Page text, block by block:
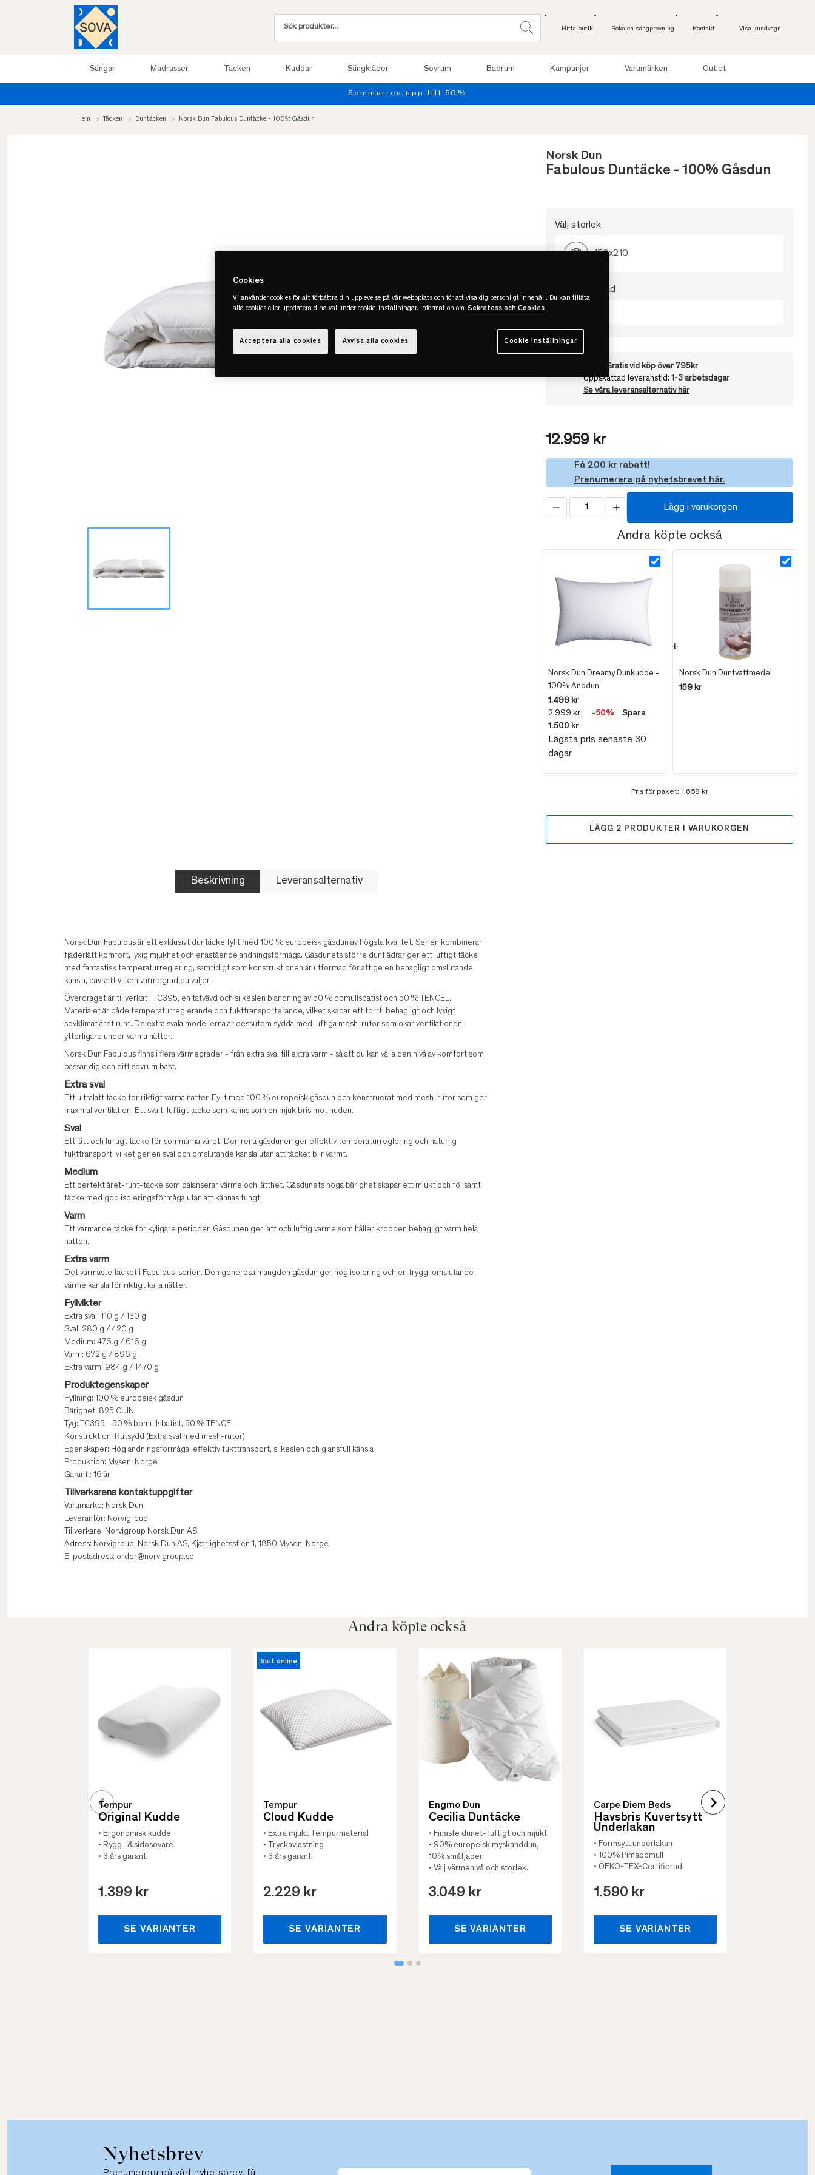
Hitta butik Boka en sängprovning Kontakt Visa kundvagn
Sängar Madrasser Täcken Kuddar Sängkläder Sovrum Badrum Kampanjer Varumärken Outlet
Hem Täcken Duntäcken Norsk Dun Fabulous Duntäcke - 100% Gåsdun
Norsk Dun
Fabulous Duntäcke - 100% Gåsdun
Välj storlek
150x210
Välj värmegrad
Gratis vid köp över 795kr
Uppskattad leveranstid: 1-3 arbetsdagar
Se våra leveransalternativ här
12.959 kr
Få 200 kr rabatt!
Prenumerera på nyhetsbrevet här.
Lägg i varukorgen
Andra köpte också
Norsk Dun Dreamy Dunkudde -
100% Anddun
1.499 kr
2.999 kr
-50%
Spara
1.500 kr
Lägsta pris senaste 30
dagar
Norsk Dun Duntvättmedel
159 kr
Pris för paket: 1.658 kr
LÄGG 2 PRODUKTER I VARUKORGEN
Beskrivning Leveransalternativ
Norsk Dun Fabulous är ett exklusivt duntäcke fyllt med 100 % europeisk gåsdun av högsta kvalitet. Serien kombinerar
fjäderlätt komfort, lyxig mjukhet och enastående andningsförmåga. Gåsdunets större dunfjädrar ger ett luftigt täcke
med fantastisk temperaturreglering, samtidigt som konstruktionen är utformad för att ge en behagligt omslutande
känsla, oavsett vilken värmegrad du väljer.
Överdraget är tillverkat i TC395, en tätvävd och silkeslen blandning av 50 % bomullsbatist och 50 % TENCEL.
Materialet är både temperaturreglerande och fukttransporterande, vilket skapar ett torrt, behagligt och lyxigt
sovklimat året runt. De extra svala modellerna är dessutom sydda med luftiga mesh-rutor som ökar ventilationen
ytterligare under varma nätter.
Norsk Dun Fabulous finns i flera värmegrader - från extra sval till extra varm - så att du kan välja den nivå av komfort som
passar dig och ditt sovrum bäst.
Extra sval
Ett ultralätt täcke för riktigt varma nätter. Fyllt med 100 % europeisk gåsdun och konstruerat med mesh-rutor som ger
maximal ventilation. Ett svalt, luftigt täcke som känns som en mjuk bris mot huden.
Sval
Ett lätt och luftigt täcke för sommarhalvåret. Den rena gåsdunen ger effektiv temperaturreglering och naturlig
fukttransport, vilket ger en sval och omslutande känsla utan att täcket blir varmt.
Medium
Ett perfekt året-runt-täcke som balanserar värme och lätthet. Gåsdunets höga bärighet skapar ett mjukt och följsamt
täcke med god isoleringsförmåga utan att kännas tungt.
Varm
Ett värmande täcke för kyligare perioder. Gåsdunen ger lätt och luftig värme som håller kroppen behagligt varm hela
natten.
Extra varm
Det varmaste täcket i Fabulous-serien. Den generösa mängden gåsdun ger hög isolering och en trygg, omslutande
värme känsla för riktigt kalla nätter.
Fyllvikter
Extra sval: 110 g / 130 g
Sval: 280 g / 420 g
Medium: 476 g / 616 g
Varm: 672 g / 896 g
Extra varm: 984 g / 1470 g
Produktegenskaper
Fyllning: 100 % europeisk gåsdun
Bärighet: 825 CUIN
Tyg: TC395 - 50 % bomullsbatist, 50 % TENCEL
Konstruktion: Rutsydd (Extra sval med mesh-rutor)
Egenskaper: Hög andningsförmåga, effektiv fukttransport, silkeslen och glansfull känsla
Produktion: Mysen, Norge
Garanti: 16 år
Tillverkarens kontaktuppgifter
Varumärke: Norsk Dun
Leverantör: Norvigroup
Tillverkare: Norvigroup Norsk Dun AS
Adress: Norvigroup, Norsk Dun AS, Kjærlighetsstien 1, 1850 Mysen, Norge
E-postadress: order@norvigroup.se
Andra köpte också
Tempur
Original Kudde
• Ergonomisk kudde
• Rygg- & sidosovare
• 3 års garanti
1.399 kr
SE VARIANTER
Slut online
Tempur
Cloud Kudde
• Extra mjukt Tempurmaterial
• Tryckavlastning
• 3 års garanti
2.229 kr
SE VARIANTER
Engmo Dun
Cecilia Duntäcke
• Finaste dunet- luftigt och mjukt.
• 90% europeisk myskanddun,
10% småfjäder.
• Välj värmenivå och storlek.
3.049 kr
SE VARIANTER
Carpe Diem Beds
Havsbris Kuvertsytt
Underlakan
• Formsytt underlakan
• 100% Pimabomull
• OEKO-TEX-Certifierad
1.590 kr
SE VARIANTER
Nyhetsbrev
Cookies
Vi använder cookies för att förbättra din upplevelse på vår webbplats och för att visa dig personligt innehåll. Du kan tillåta
alla cookies eller uppdatera dina val under cookie-inställningar. Information om Sekretess och Cookies
Cookie inställningar
Avvisa alla cookies
Acceptera alla cookies